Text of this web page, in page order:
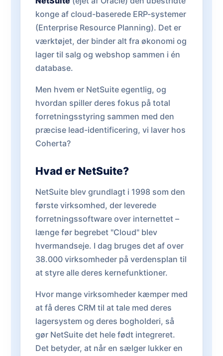
konge af cloud-baserede ERP-systemer
(Enterprise Resource Planning). Det er
værktøjet, der binder alt fra økonomi og
lager til salg og webshop sammen i én
database.
Men hvem er NetSuite egentlig, og
hvordan spiller deres fokus på total
forretningsstyring sammen med den
præcise lead-identificering, vi laver hos
Coherta?
Hvad er NetSuite?
NetSuite blev grundlagt i 1998 som den
første virksomhed, der leverede
forretningssoftware over internettet –
længe før begrebet "Cloud" blev
hvermandseje. I dag bruges det af over
38.000 virksomheder på verdensplan til
at styre alle deres kernefunktioner.
Hvor mange virksomheder kæmper med
at få deres CRM til at tale med deres
lagersystem og deres bogholderi, så
gør NetSuite det hele født integreret.
Det betyder, at når en sælger lukker en